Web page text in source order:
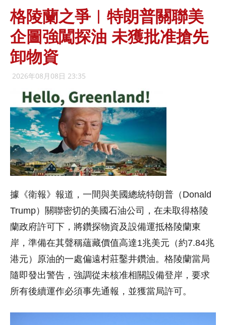
格陵蘭之爭︱特朗普關聯美
企圖強闖探油 未獲批准搶先
卸物資
2026年08月08日 23:35
據《衛報》報道，一間與美國總統特朗普（Donald
Trump）關聯密切的美國石油公司，在未取得格陵
蘭政府許可下，將鑽探物資及設備運抵格陵蘭東
岸，準備在其聲稱蘊藏價值高達1兆美元（約7.84兆
港元）原油的一處偏遠村莊鑿井鑽油。格陵蘭當局
隨即發出警告，強調從未核准相關設備登岸，要求
所有後續運作必須事先通報，並獲當局許可。